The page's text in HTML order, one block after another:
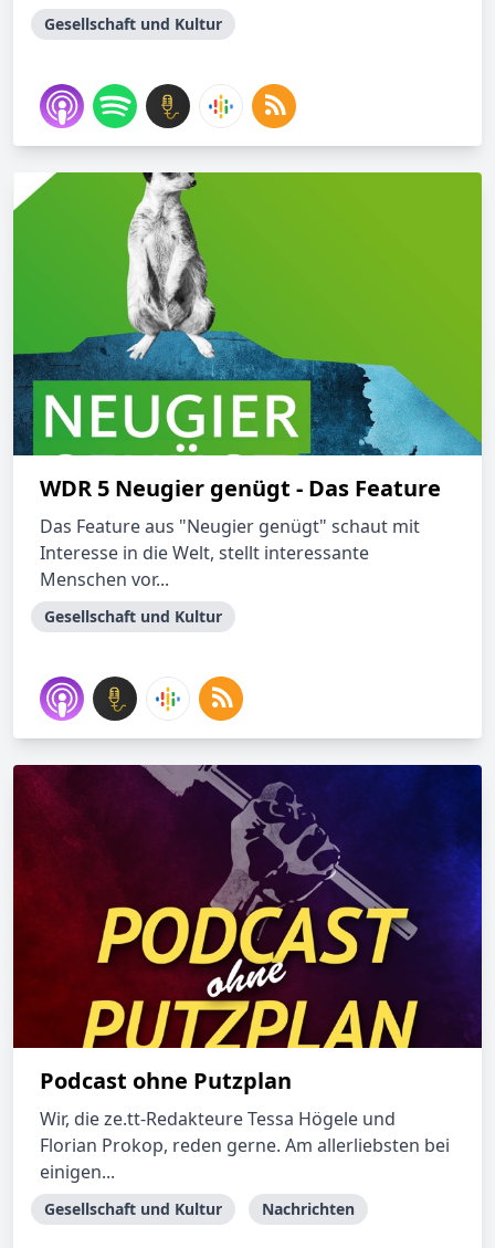
Gesellschaft und Kultur
WDR 5 Neugier genügt - Das Feature
Das Feature aus "Neugier genügt" schaut mit
Interesse in die Welt, stellt interessante
Menschen vor...
Gesellschaft und Kultur
Podcast ohne Putzplan
Wir, die ze.tt-Redakteure Tessa Högele und
Florian Prokop, reden gerne. Am allerliebsten bei
einigen...
Gesellschaft und Kultur Nachrichten